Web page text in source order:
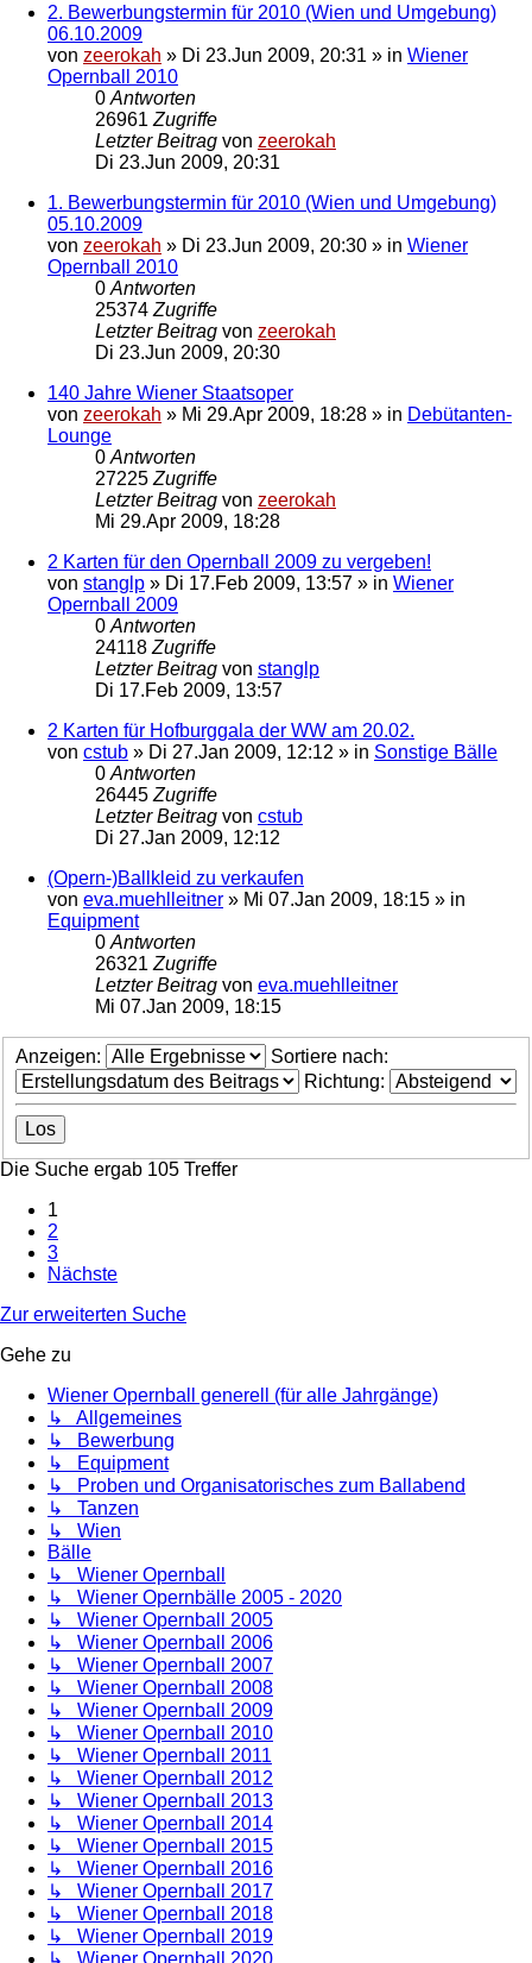
2. Bewerbungstermin für 2010 (Wien und Umgebung)
06.10.2009
von zeerokah » Di 23.Jun 2009, 20:31 » in Wiener
Opernball 2010
0 Antworten
26961 Zugriffe
Letzter Beitrag von zeerokah
Di 23.Jun 2009, 20:31
1. Bewerbungstermin für 2010 (Wien und Umgebung)
05.10.2009
von zeerokah » Di 23.Jun 2009, 20:30 » in Wiener
Opernball 2010
0 Antworten
25374 Zugriffe
Letzter Beitrag von zeerokah
Di 23.Jun 2009, 20:30
140 Jahre Wiener Staatsoper
von zeerokah » Mi 29.Apr 2009, 18:28 » in Debütanten-
Lounge
0 Antworten
27225 Zugriffe
Letzter Beitrag von zeerokah
Mi 29.Apr 2009, 18:28
2 Karten für den Opernball 2009 zu vergeben!
von stanglp » Di 17.Feb 2009, 13:57 » in Wiener
Opernball 2009
0 Antworten
24118 Zugriffe
Letzter Beitrag von stanglp
Di 17.Feb 2009, 13:57
2 Karten für Hofburggala der WW am 20.02.
von cstub » Di 27.Jan 2009, 12:12 » in Sonstige Bälle
0 Antworten
26445 Zugriffe
Letzter Beitrag von cstub
Di 27.Jan 2009, 12:12
(Opern-)Ballkleid zu verkaufen
von eva.muehlleitner » Mi 07.Jan 2009, 18:15 » in
Equipment
0 Antworten
26321 Zugriffe
Letzter Beitrag von eva.muehlleitner
Mi 07.Jan 2009, 18:15
Anzeigen:
Sortiere nach:
Richtung:
Die Suche ergab 105 Treffer
1
2
3
Nächste
Zur erweiterten Suche
Gehe zu
Wiener Opernball generell (für alle Jahrgänge)
↳ Allgemeines
↳ Bewerbung
↳ Equipment
↳ Proben und Organisatorisches zum Ballabend
↳ Tanzen
↳ Wien
Bälle
↳ Wiener Opernball
↳ Wiener Opernbälle 2005 - 2020
↳ Wiener Opernball 2005
↳ Wiener Opernball 2006
↳ Wiener Opernball 2007
↳ Wiener Opernball 2008
↳ Wiener Opernball 2009
↳ Wiener Opernball 2010
↳ Wiener Opernball 2011
↳ Wiener Opernball 2012
↳ Wiener Opernball 2013
↳ Wiener Opernball 2014
↳ Wiener Opernball 2015
↳ Wiener Opernball 2016
↳ Wiener Opernball 2017
↳ Wiener Opernball 2018
↳ Wiener Opernball 2019